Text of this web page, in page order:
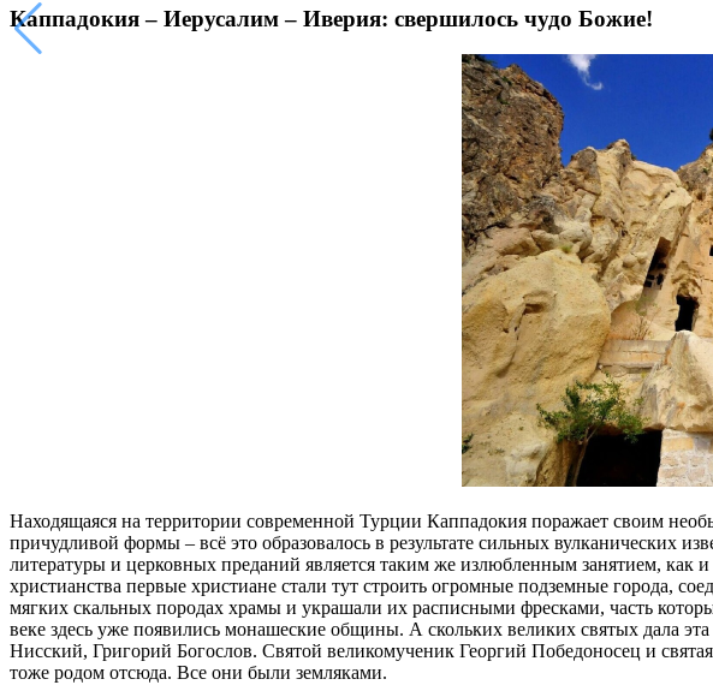
Каппадокия – Иерусалим – Иверия: свершилось чудо Божие!
Находящаяся на территории современной Турции Каппадокия поражает своим
причудливой формы – всё это образовалось в результате сильных
литературы и церковных преданий является таким же излюбленным занятием, как
христианства первые христиане стали тут строить огромные подземные города,
мягких скальных породах храмы и украшали их расписными фресками, часть
веке здесь уже появились монашеские общины. А скольких великих святых дала
Нисский, Григорий Богослов. Святой великомученик Георгий Победоносец и
тоже родом отсюда. Все они были земляками.